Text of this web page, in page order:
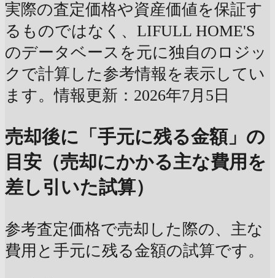
実際の査定価格や資産価値を保証す
るものではなく、LIFULL HOME'S
のデータベースを元に独自のロジッ
クで計算した参考情報を表示してい
ます。情報更新：2026年7月5日
売却後に「手元に残る金額」の
目安（売却にかかる主な費用を
差し引いた試算）
参考査定価格で売却した際の、主な
費用と手元に残る金額の試算です。